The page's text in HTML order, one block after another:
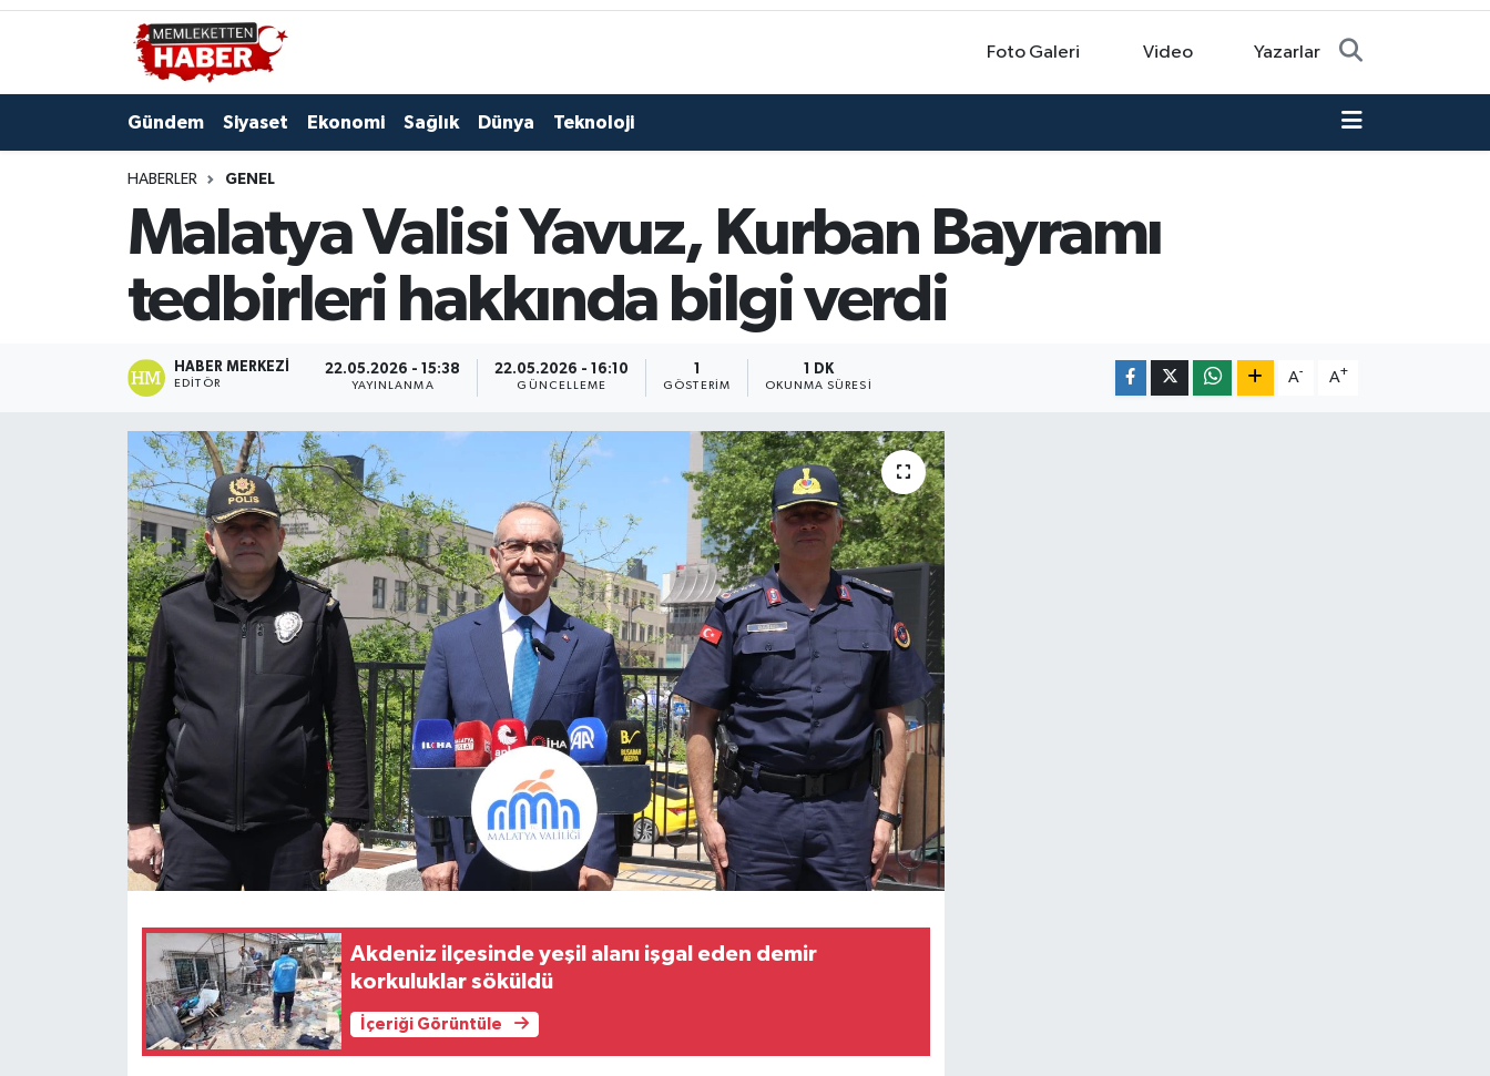
Foto Galeri Video Yazarlar
Gündem Siyaset Ekonomi Sağlık Dünya Teknoloji
HABERLER GENEL
Malatya Valisi Yavuz, Kurban Bayramı
tedbirleri hakkında bilgi verdi
HABER MERKEZI
EDITÖR
22.05.2026 - 15:38
YAYINLANMA
22.05.2026 - 16:10
GÜNCELLEME GÖSTERIM
1 DK
OKUNMA SÜRESI
A- A+
Akdeniz ilçesinde yeşil alanı işgal eden demir
korkuluklar söküldü
İçeriği Görüntüle